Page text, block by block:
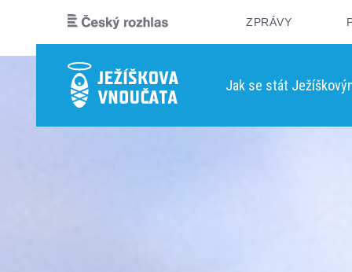
ZPRÁVY
Jak se stát